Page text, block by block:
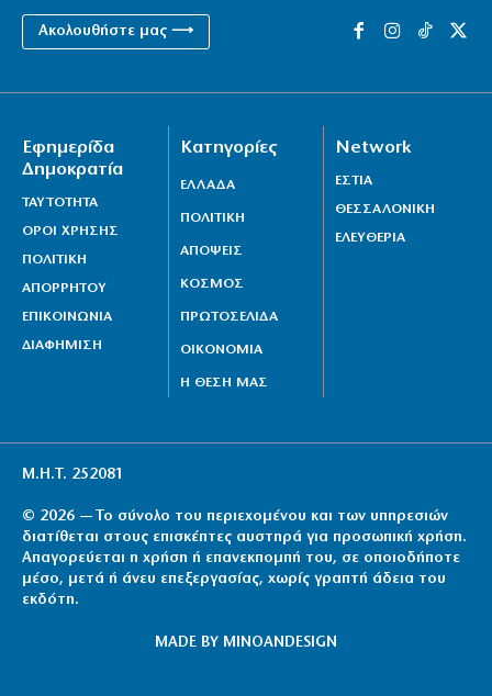
Ακολουθήστε μας ⟶
Εφημερίδα
Δημοκρατία
ΤΑΥΤΟΤΗΤΑ
ΟΡΟΙ ΧΡΗΣΗΣ
ΠΟΛΙΤΙΚΗ
ΑΠΟΡΡΗΤΟΥ
ΕΠΙΚΟΙΝΩΝΙΑ
ΔΙΑΦΗΜΙΣΗ
Κατηγορίες
ΕΛΛΑΔΑ
ΠΟΛΙΤΙΚΗ
ΑΠΟΨΕΙΣ
ΚΟΣΜΟΣ
ΠΡΩΤΟΣΕΛΙΔΑ
ΟΙΚΟΝΟΜΙΑ
Η ΘΕΣΗ ΜΑΣ
Network
ΕΣΤΙΑ
ΘΕΣΣΑΛΟΝΙΚΗ
ΕΛΕΥΘΕΡΙΑ
Μ.Η.Τ. 252081
© 2026 — Το σύνολο του περιεχομένου και των υπηρεσιών
διατίθεται στους επισκέπτες αυστηρά για προσωπική χρήση.
Απαγορεύεται η χρήση ή επανεκπομπή του, σε οποιοδήποτε
μέσο, μετά ή άνευ επεξεργασίας, χωρίς γραπτή άδεια του
εκδότη.
MADE BY MINOANDESIGN